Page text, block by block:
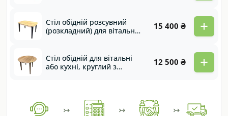
Monako
Стіл обідній розсувний
(розкладний) для вітальні
15 400 ₴ +
Стіл обідній для вітальні
або кухні, круглий з
12 500 ₴ +
↣ ↣ ↣